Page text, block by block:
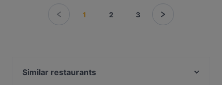
1 2 3
Similar restaurants